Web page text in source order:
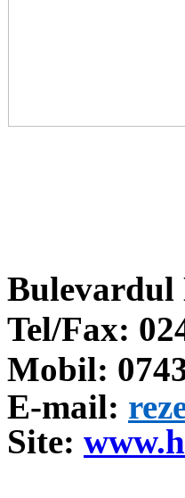
Bulevardul
Tel/Fax:
Mobil:
E-mail:
Site: